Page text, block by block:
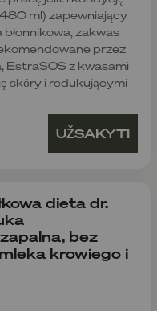
ml) zapewniający
błonnikowa, zakwas
przez
EstraSOS z kwasami
skóry i redukującymi
UŽSAKYTI
dieta dr.
bez
krowiego i